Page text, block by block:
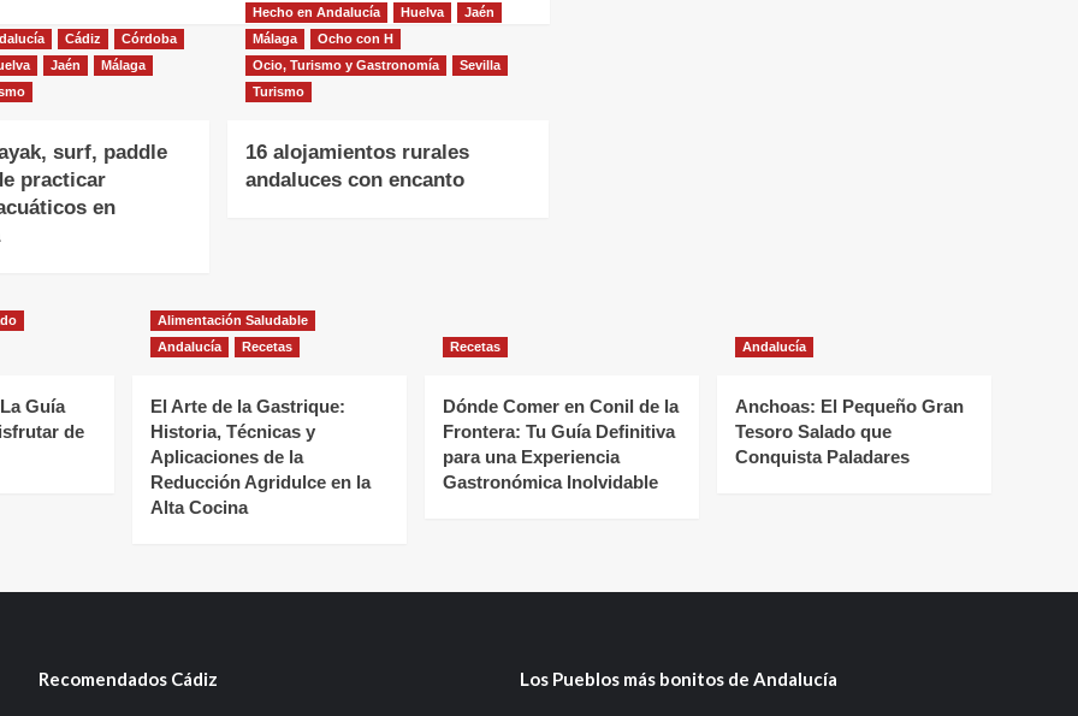
Cádiz
Córdoba
Jaén
Málaga
surf, paddle
practicar
en
Hecho en Andalucía
Huelva
Jaén
Málaga
Ocho con H
Ocio, Turismo y Gastronomía
Sevilla
Turismo
16 alojamientos rurales
andaluces con encanto
Guía
de
Alimentación Saludable
Andalucía
Recetas
El Arte de la Gastrique:
Historia, Técnicas y
Aplicaciones de la
Reducción Agridulce en la
Alta Cocina
Recetas
Dónde Comer en Conil de la
Frontera: Tu Guía Definitiva
para una Experiencia
Gastronómica Inolvidable
Andalucía
Anchoas: El Pequeño Gran
Tesoro Salado que
Conquista Paladares
Recomendados Cádiz Los Pueblos más bonitos de Andalucía